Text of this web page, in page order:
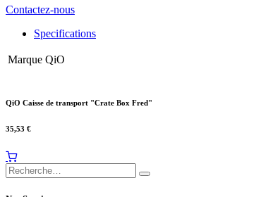
Contactez-nous
Specifications
Marque QiO
QiO Caisse de transport "Crate Box Fred"
35,53 €